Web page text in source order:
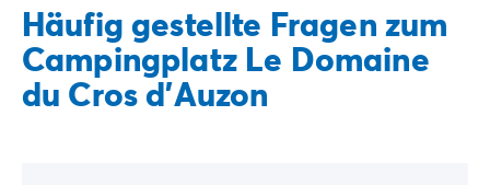
Häufig gestellte Fragen zum
Campingplatz Le Domaine
du Cros d'Auzon